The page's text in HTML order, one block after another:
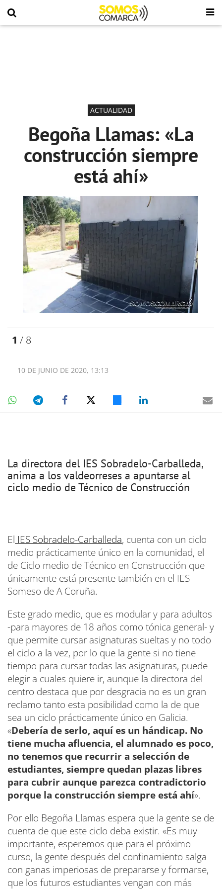
ACTUALIDAD
Begoña Llamas: «La
construcción siempre
está ahí»
1 / 8
10 DE JUNIO DE 2020, 13:13
La directora del IES Sobradelo-Carballeda,
anima a los valdeorreses a apuntarse al
ciclo medio de Técnico de Construcción
El IES Sobradelo-Carballeda, cuenta con un ciclo
medio prácticamente único en la comunidad, el
de Ciclo medio de Técnico en Construcción que
únicamente está presente también en el IES
Someso de A Coruña.
Este grado medio, que es modular y para adultos
-para mayores de 18 años como tónica general- y
que permite cursar asignaturas sueltas y no todo
el ciclo a la vez, por lo que la gente si no tiene
tiempo para cursar todas las asignaturas, puede
elegir a cuales quiere ir, aunque la directora del
centro destaca que por desgracia no es un gran
reclamo tanto esta posibilidad como la de que
sea un ciclo prácticamente único en Galicia.
«Debería de serlo, aquí es un hándicap. No
tiene mucha afluencia, el alumnado es poco,
no tenemos que recurrir a selección de
estudiantes, siempre quedan plazas libres
para cubrir aunque parezca contradictorio
porque la construcción siempre está ahí».
Por ello Begoña Llamas espera que la gente se de
cuenta de que este ciclo deba existir. «Es muy
importante, esperemos que para el próximo
curso, la gente después del confinamiento salga
con ganas imperiosas de prepararse y formarse,
que los futuros estudiantes vengan con más